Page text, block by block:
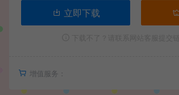
立即下载
增值服务：